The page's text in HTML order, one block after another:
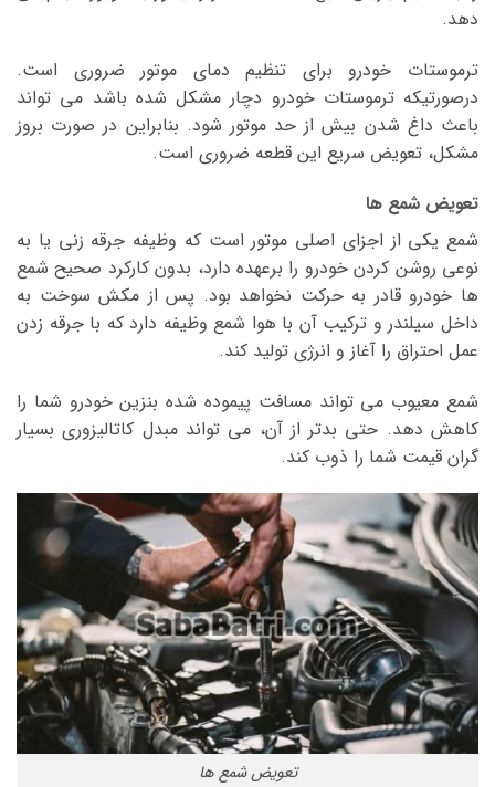
دهد.
ترموستات خودرو برای تنظیم دمای موتور ضروری است.
درصورتیکه ترموستات خودرو دچار مشکل شده باشد می تواند
باعث داغ شدن بیش از حد موتور شود. بنابراین در صورت بروز
مشکل، تعویض سریع این قطعه ضروری است.
تعویض شمع ها
شمع یکی از اجزای اصلی موتور است که وظیفه جرقه زنی یا به
نوعی روشن کردن خودرو را برعهده دارد، بدون کارکرد صحیح شمع
ها خودرو قادر به حرکت نخواهد بود. پس از مکش سوخت به
داخل سیلندر و ترکیب آن با هوا شمع وظیفه دارد که با جرقه زدن
عمل احتراق را آغاز و انرژی تولید کند.
شمع معیوب می تواند مسافت پیموده شده بنزین خودرو شما را
کاهش دهد. حتی بدتر از آن، می تواند مبدل کاتالیزوری بسیار
گران قیمت شما را ذوب کند.
تعویض شمع ها